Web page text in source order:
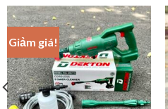
Giảm giá!